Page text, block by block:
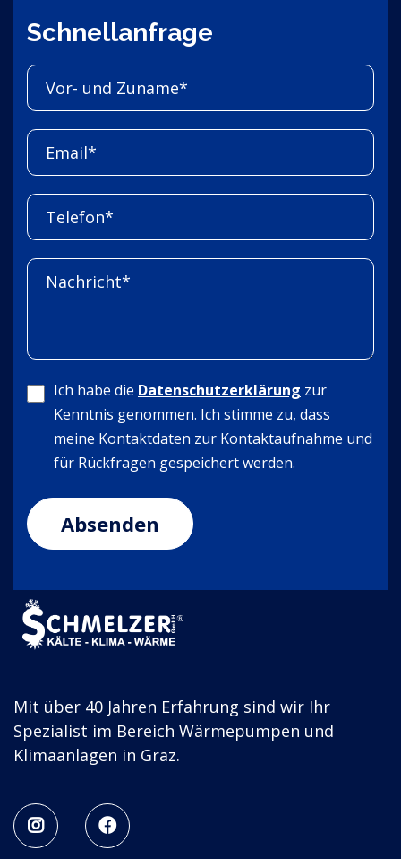
Mit über 40 Jahren Erfahrung sind wir Ihr
Spezialist im Bereich Wärmepumpen und
Klimaanlagen in Graz.
 
Schnellanfrage
Ich habe die Datenschutzerklärung zur
Kenntnis genommen. Ich stimme zu, dass
meine Kontaktdaten zur Kontaktaufnahme und
für Rückfragen gespeichert werden.